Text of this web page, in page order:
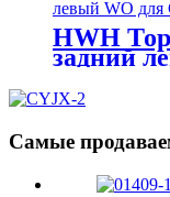
HWH
задний
Самые